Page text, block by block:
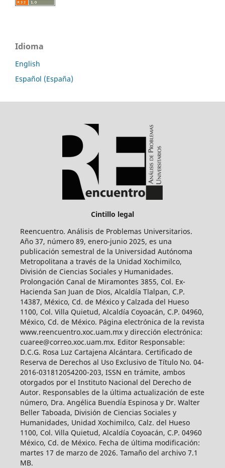
Idioma
English
Español (España)
Cintillo legal
Reencuentro. Análisis de Problemas Universitarios.
Año 37, número 89, enero-junio 2025, es una
publicación semestral de la Universidad Autónoma
Metropolitana a través de la Unidad Xochimilco,
División de Ciencias Sociales y Humanidades.
Prolongación Canal de Miramontes 3855, Col. Ex-
Hacienda San Juan de Dios, Alcaldía Tlalpan, C.P.
14387, México, Cd. de México y Calzada del Hueso
1100, Col. Villa Quietud, Alcaldía Coyoacán, C.P. 04960,
México, Cd. de México. Página electrónica de la revista
www.reencuentro.xoc.uam.mx y dirección electrónica:
cuaree@correo.xoc.uam.mx. Editor Responsable:
D.C.G. Rosa Luz Cartajena Alcántara. Certificado de
Reserva de Derechos al Uso Exclusivo de Título No. 04-
2016-031812054200-203, ISSN en trámite, ambos
otorgados por el Instituto Nacional del Derecho de
Autor. Responsables de la última actualización de este
número, Dra. Angélica Buendía Espinosa y Dr. Walter
Beller Taboada, División de Ciencias Sociales y
Humanidades, Unidad Xochimilco, Calz. del Hueso
1100, Col. Villa Quietud, Alcaldía Coyoacán, C.P. 04960
México, Cd. de México. Fecha de última modificación:
martes 17 de marzo de 2026. Tamaño del archivo 7.1
MB.